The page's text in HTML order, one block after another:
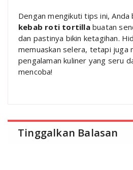
Dengan mengikuti tips ini, Anda
kebab roti tortillabuatan
dan pastinya bikin ketagihan.
memuaskan selera, tetapi juga
pengalaman kuliner yang seru
mencoba!
Tinggalkan Balasan